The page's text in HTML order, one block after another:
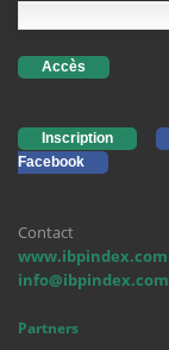
Accès
Inscription
Facebook
Contact
www.ibpindex.com
info@ibpindex.com
Partners